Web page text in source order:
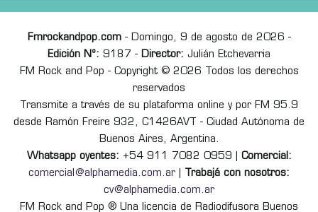
Fmrockandpop.com- Domingo, 9 de agosto de 2026 -
Edición Nº: 9187 - Director: Julián Etchevarria
FM Rock and Pop - Copyright © 2026 Todos los derechos
reservados
Transmite a través de su plataforma online y por FM 95.9
desde Ramón Freire 932, C1426AVT - Ciudad Autónoma de
Buenos Aires, Argentina.
Whatsapp oyentes: +54 911 7082 0959 | Comercial:
comercial@alphamedia.com.ar
Trabajá con nosotros:
cv@alphamedia.com.ar
FM Rock and Pop ® Una licencia de Radiodifusora Buenos